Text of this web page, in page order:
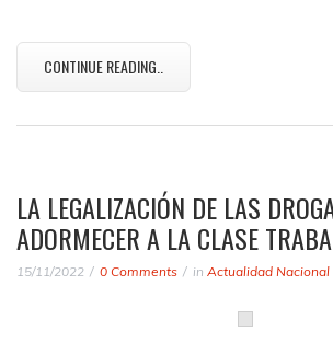
CONTINUE READING..
LA LEGALIZACIÓN DE LAS
ADORMECER A LA CLASE
15/11/2022 0 Comments in Actualidad Nacional